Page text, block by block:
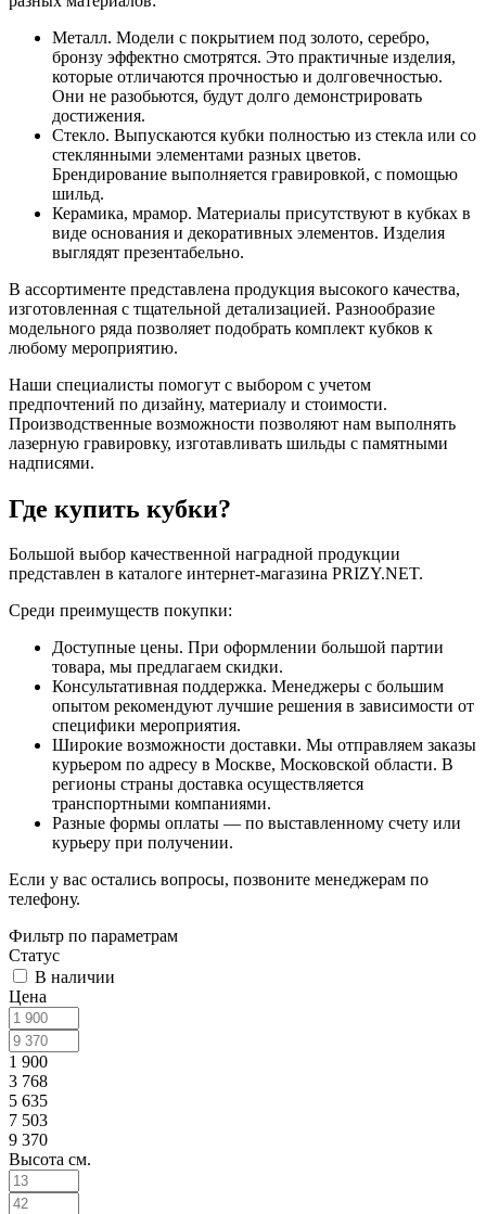
Металл. Модели с покрытием под золото, серебро,
бронзу эффектно смотрятся. Это практичные изделия,
которые отличаются прочностью и долговечностью.
Они не разобьются, будут долго демонстрировать
достижения.
Стекло. Выпускаются кубки полностью из стекла или со
стеклянными элементами разных цветов.
Брендирование выполняется гравировкой, с помощью
шильд.
Керамика, мрамор. Материалы присутствуют в кубках в
виде основания и декоративных элементов. Изделия
выглядят презентабельно.
В ассортименте представлена продукция высокого качества,
изготовленная с тщательной детализацией. Разнообразие
модельного ряда позволяет подобрать комплект кубков к
любому мероприятию.
Наши специалисты помогут с выбором с учетом
предпочтений по дизайну, материалу и стоимости.
Производственные возможности позволяют нам выполнять
лазерную гравировку, изготавливать шильды с памятными
надписями.
Где купить кубки?
Большой выбор качественной наградной продукции
представлен в каталоге интернет-магазина PRIZY.NET.
Среди преимуществ покупки:
Доступные цены. При оформлении большой партии
товара, мы предлагаем скидки.
Консультативная поддержка. Менеджеры с большим
опытом рекомендуют лучшие решения в зависимости от
специфики мероприятия.
Широкие возможности доставки. Мы отправляем заказы
курьером по адресу в Москве, Московской области. В
регионы страны доставка осуществляется
транспортными компаниями.
Разные формы оплаты — по выставленному счету или
курьеру при получении.
Если у вас остались вопросы, позвоните менеджерам по
телефону.
Фильтр по параметрам
Статус
В наличии
Цена
1 900
3 768
5 635
7 503
9 370
Высота см.